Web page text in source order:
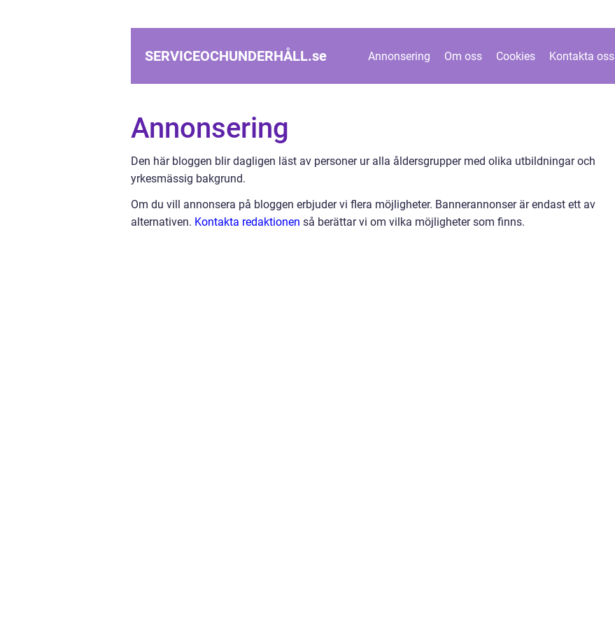
SERVICEOCHUNDERHÅLL.se Annonsering Om oss Cookies Kontakta oss
Annonsering
Den här bloggen blir dagligen läst av personer ur alla åldersgrupper med olika utbildningar och
yrkesmässig bakgrund.
Om du vill annonsera på bloggen erbjuder vi flera möjligheter. Bannerannonser är endast ett av
alternativen. Kontakta redaktionen så berättar vi om vilka möjligheter som finns.